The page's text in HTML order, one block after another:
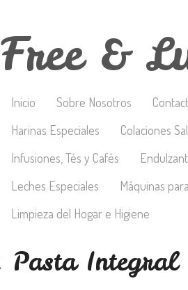
Free &
Inicio Sobre Nosotros
Harinas Especiales
Colaciones
Infusiones, Tés y Cafés
Leches Especiales
Máquinas
Limpieza del Hogar e Higiene
Pasta